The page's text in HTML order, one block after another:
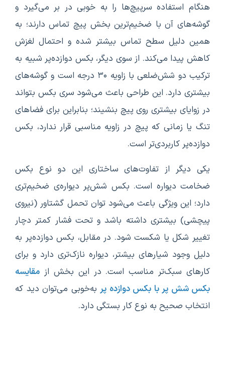
هنگام استفاده سرپیچ‌ها را به خوبی در بر می‌گیرد و
گوشه‌های آن با ضخیم‌ترین بخش پیچ تماس دارند؛ به
همین دلیل سطح تماس بیشتر شده و احتمال لغزش
کاهش پیدا می‌کند. از سوی دیگر، بکس دوازده‌پر شبیه به
ترکیب دو شش‌ضلعی با زاویه ۳۰ درجه است و گوشه‌های
بیشتری دارد. این طراحی باعث می‌شود سری بکس بتواند
در زوایای بیشتری روی پیچ بنشیند؛ بنابراین برای فضاهای
تنگ یا زمانی‌ که پیچ در زاویه مناسبی قرار ندارد، بکس
دوازده‌پر کاربردی‌تر است.
یکی دیگر از تفاوت‌های ساختاری این دو نوع بکس
ضخامت دیواره است. بکس شش‌پر دیواره‌ی ضخیم‌تری
دارد؛ این ویژگی باعث می‌شود توان تحمل گشتاور (نیروی
پیچشی) بیشتری داشته باشد و تحت فشار کمتر دچار
تغییر شکل یا شکست شود. در مقابل، بکس دوازده‌پر به
دلیل وجود شیارهای بیشتر، دیواره‌ نازک‌تری دارد و برای
کارهای سبک‌تر مناسب است. در این بخش از مقایسه
بکس شش پر با بکس دوازده پر به‌خوبی می‌توان دید که
انتخاب صحیح به نوع کار بستگی دارد.